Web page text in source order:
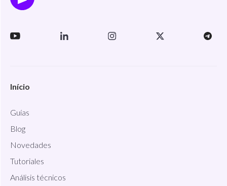
Início
Guías
Blog
Novedades
Tutoriales
Análisis técnicos